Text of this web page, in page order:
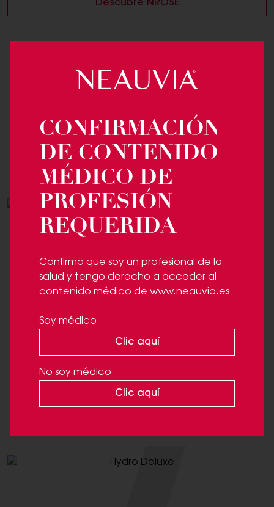
CONFIRMACIÓN
DE CONTENIDO
MÉDICO DE
PROFESIÓN
REQUERIDA
Confirmo que soy un profesional de la
salud y tengo derecho a acceder al
contenido médico de www.neauvia.es
Soy médico
Clic aquí
No soy médico
Clic aquí
Descubre NROSE
descubre nuestra
GAMA DE RELLENOS
STIMULATE
Relleno dérmico PEGilado enriquecido con CaHA